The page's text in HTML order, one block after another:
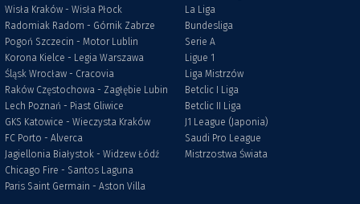
Wisła Kraków - Wisła Płock
Radomiak Radom - Górnik Zabrze
Pogoń Szczecin - Motor Lublin
Korona Kielce - Legia Warszawa
Śląsk Wrocław - Cracovia
Raków Częstochowa - Zagłębie Lubin
Lech Poznań - Piast Gliwice
GKS Katowice - Wieczysta Kraków
FC Porto - Alverca
Jagiellonia Białystok - Widzew Łódź
Chicago Fire - Santos Laguna
Paris Saint Germain - Aston Villa
La Liga
Bundesliga
Serie A
Ligue 1
Liga Mistrzów
Betclic I Liga
Betclic II Liga
J1 League (Japonia)
Saudi Pro League
Mistrzostwa Świata